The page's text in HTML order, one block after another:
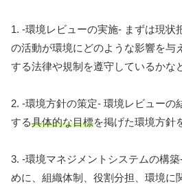
1. -環境レビューの実施- まずは現状
の活動が環境にどのような影響を与
する法律や規制を遵守しているかな
2. -環境方針の策定- 環境レビューの
する具体的な目標を掲げた環境方針
3. -環境マネジメントシステムの構
めに、組織体制、役割分担、環境に